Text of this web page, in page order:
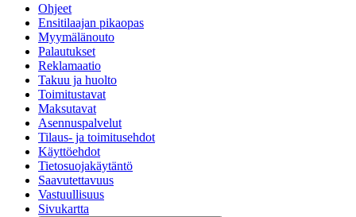
Ohjeet
Ensitilaajan pikaopas
Myymälänouto
Palautukset
Reklamaatio
Takuu ja huolto
Toimitustavat
Maksutavat
Asennuspalvelut
Tilaus- ja toimitusehdot
Käyttöehdot
Tietosuojakäytäntö
Saavutettavuus
Vastuullisuus
Sivukartta